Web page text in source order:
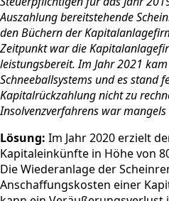
Auszahlung bereitstehende
den Büchern der
Zeitpunkt war die
leistungsbereit. Im Jahr 2021
Schneeballsystems und es stand
Kapitalrückzahlung nicht zu
Insolvenzverfahrens war
Lösung: Im Jahr 2020 erzielt
Kapitaleinkünfte in Höhe von
Die Wiederanlage der
Anschaffungskosten einer